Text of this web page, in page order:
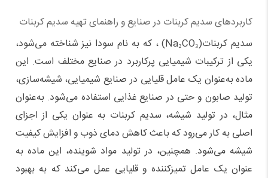
کاربردهای سدیم کربنات در صنایع و راهنمای تهیه سدیم کربنات
سدیم کربنات(Na₂CO₃)، که به نام سودا نیز شناخته می‌شود،
یکی از ترکیبات شیمیایی پرکاربرد در صنایع مختلف است. این
ماده به‌عنوان یک عامل قلیایی در صنایع شیمیایی، شیشه‌سازی،
تولید صابون و حتی در صنایع غذایی استفاده می‌شود. به‌عنوان
مثال، در تولید شیشه، سدیم کربنات به عنوان یکی از اجزای
اصلی به کار می‌رود که باعث کاهش دمای ذوب و افزایش کیفیت
شیشه می‌شود. همچنین، در تولید مواد شوینده، این ماده به
عنوان یک عامل تمیزکننده و قلیایی عمل می‌کند که به بهبود